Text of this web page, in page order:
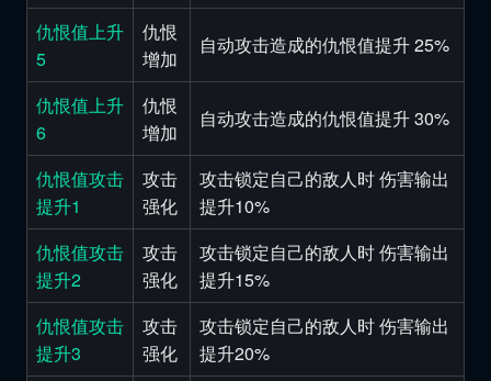
仇恨值上升
5
仇恨
增加
自动攻击造成的仇恨值提升 25%
仇恨值上升
6
仇恨
增加
自动攻击造成的仇恨值提升 30%
仇恨值攻击
提升1
攻击
强化
攻击锁定自己的敌人时 伤害输出
提升10%
仇恨值攻击
提升2
攻击
强化
攻击锁定自己的敌人时 伤害输出
提升15%
仇恨值攻击
提升3
攻击
强化
攻击锁定自己的敌人时 伤害输出
提升20%